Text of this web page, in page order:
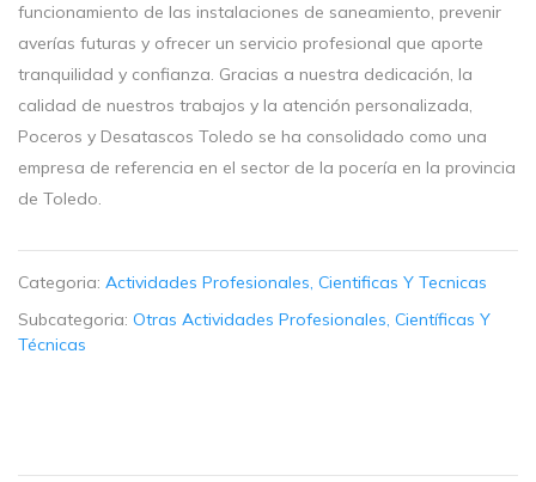
funcionamiento de las instalaciones de saneamiento, prevenir
averías futuras y ofrecer un servicio profesional que aporte
tranquilidad y confianza. Gracias a nuestra dedicación, la
calidad de nuestros trabajos y la atención personalizada,
Poceros y Desatascos Toledo se ha consolidado como una
empresa de referencia en el sector de la pocería en la provincia
de Toledo.
Categoria: Actividades Profesionales, Cientificas Y Tecnicas
Subcategoria: Otras Actividades Profesionales, Científicas Y
Técnicas